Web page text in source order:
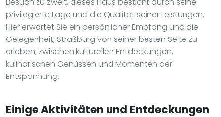
privilegierte Lage und die Qualität seiner Leistungen.
Hier erwartet Sie ein persönlicher Empfang und die
Gelegenheit, Straßburg von seiner besten Seite zu
erleben, zwischen kulturellen Entdeckungen,
kulinarischen Genüssen und Momenten der
Entspannung.
Einige Aktivitäten und Entdeckungen